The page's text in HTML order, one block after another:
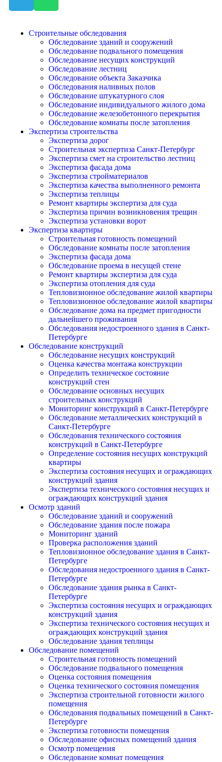
Строительные обследования
Обследование зданий и сооружений
Обследование подвального помещения
Обследование несущих конструкций
Обследование лестниц
Обследование объекта Заказчика
Обследования наливных полов
Обследование штукатурного слоя
Обследование индивидуального жилого дома
Обследование железобетонного перекрытия
Обследование комнаты после затопления
Экспертиза строительства
Экспертиза дорог
Строительная экспертиза Санкт-Петербург
Экспертиза смет на строительство лестниц
Экспертиза фасада дома
Экспертиза стройматериалов
Экспертиза качества выполненного ремонта
Экспертиза теплицы
Ремонт квартиры экспертиза для суда
Экспертиза причин возникновения трещин
Экспертиза установки ворот
Экспертиза квартиры
Строительная готовность помещений
Обследование комнаты после затопления
Экспертиза фасада дома
Обследование проема в несущей стене
Ремонт квартиры экспертиза для суда
Экспертиза отопления для суда
Тепловизионное обследование жилой квартиры
Тепловизионное обследование жилой квартиры
Обследование дома на предмет пригодности
дальнейшего проживания
Обследования недостроенного здания в Санкт-
Петербурге
Обследование конструкций
Обследование несущих конструкций
Оценка качества монтажа конструкции
Определить техническое состояние
конструкций стен
Обследование основных несущих
строительных конструкций
Мониторинг конструкций в Санкт-Петербурге
Обследование металлических конструкций в
Санкт-Петербурге
Обследования технического состояния
конструкций в Санкт-Петербурге
Определение состояния несущих конструкций
квартиры
Экспертиза состояния несущих и ограждающих
конструкций здания
Экспертиза технического состояния несущих и
ограждающих конструкций здания
Осмотр зданий
Обследование зданий и сооружений
Обследование здания после пожара
Мониторинг зданий
Проверка расположения зданий
Тепловизионное обследование здания в Санкт-
Петербурге
Обследования недостроенного здания в Санкт-
Петербурге
Обследование здания рынка в Санкт-
Петербурге
Экспертиза состояния несущих и ограждающих
конструкций здания
Экспертиза технического состояния несущих и
ограждающих конструкций здания
Обследование здания теплицы
Обследование помещений
Строительная готовность помещений
Обследование подвального помещения
Оценка состояния помещения
Оценка технического состояния помещения
Экспертиза строительной готовности жилого
помещения
Обследования подвальных помещений в Санкт-
Петербурге
Экспертиза готовности помещения
Обследование офисных помещений здания
Осмотр помещения
Обследование комнат помещения